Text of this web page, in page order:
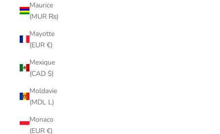
Maurice
(MUR ₨)
Mayotte
(EUR €)
Mexique
(CAD $)
Moldavie
(MDL L)
Monaco
(EUR €)